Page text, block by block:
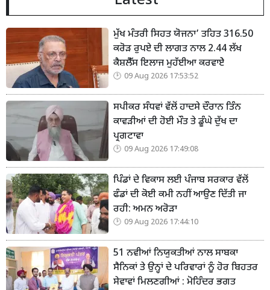
ਮੁੱਖ ਮੰਤਰੀ ਸਿਹਤ ਯੋਜਨਾ’ ਤਹਿਤ 316.50
ਕਰੋੜ ਰੁਪਏ ਦੀ ਲਾਗਤ ਨਾਲ 2.44 ਲੱਖ
ਕੈਸ਼ਲੈੱਸ ਇਲਾਜ ਮੁਹੱਈਆ ਕਰਵਾਏੇ
09 Aug 2026 17:53:52
ਸਪੀਕਰ ਸੰਧਵਾਂ ਵੱਲੋਂ ਹਾਦਸੇ ਦੌਰਾਨ ਤਿੰਨ
ਕਾਵੜੀਆਂ ਦੀ ਹੋਈ ਮੌਤ ਤੇ ਡੂੰਘੇ ਦੁੱਖ ਦਾ
ਪ੍ਰਗਟਾਵਾ
09 Aug 2026 17:49:08
ਪਿੰਡਾਂ ਦੇ ਵਿਕਾਸ ਲਈ ਪੰਜਾਬ ਸਰਕਾਰ ਵੱਲੋਂ
ਫੰਡਾਂ ਦੀ ਕੋਈ ਕਮੀ ਨਹੀਂ ਆਉਣ ਦਿੱਤੀ ਜਾ
ਰਹੀ: ਅਮਨ ਅਰੋੜਾ
09 Aug 2026 17:44:10
51 ਨਵੀਆਂ ਨਿਯੁਕਤੀਆਂ ਨਾਲ ਸਾਬਕਾ
ਸੈਨਿਕਾਂ ਤੇ ਉਨ੍ਹਾਂ ਦੇ ਪਰਿਵਾਰਾਂ ਨੂੰ ਹੋਰ ਬਿਹਤਰ
ਸੇਵਾਵਾਂ ਮਿਲਣਗੀਆਂ : ਮੋਹਿੰਦਰ ਭਗਤ